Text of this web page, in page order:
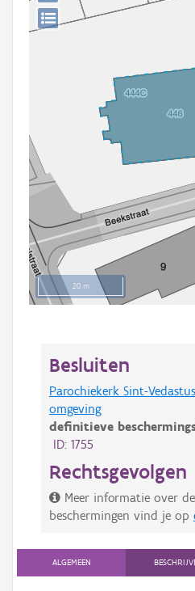
Aanmelden
20 m
Besluiten
Parochiekerk Sint-
omgeving
definitieve
ID: 1755
Rechtsgevolgen
Meer informatie over
beschermingen vind je op
ALGEMEEN